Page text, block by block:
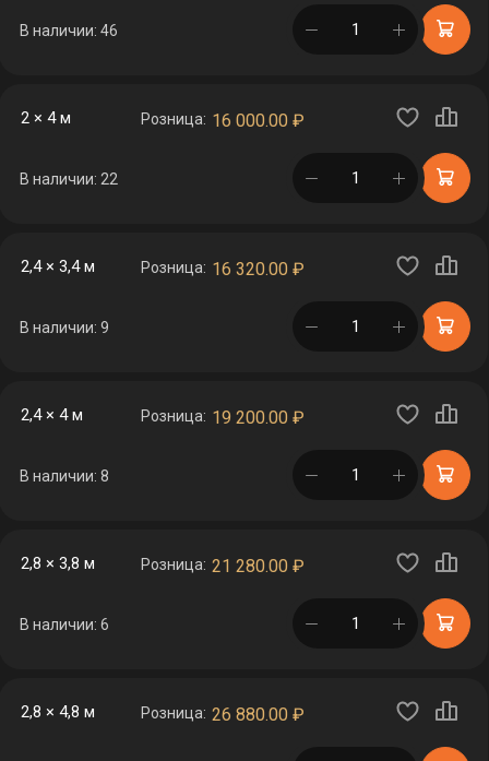
В наличии: 46 в корзине
2 × 4 м Розница: 16 000.00 ₽
В наличии: 22 в корзине
2,4 × 3,4 м Розница: 16 320.00 ₽
В наличии: 9 в корзине
2,4 × 4 м Розница: 19 200.00 ₽
В наличии: 8 в корзине
2,8 × 3,8 м Розница: 21 280.00 ₽
В наличии: 6 в корзине
2,8 × 4,8 м Розница: 26 880.00 ₽